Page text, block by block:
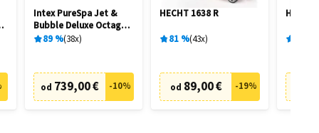
Intex PureSpa Jet &
Bubble Deluxe Octagon
28458
89 % 38x
od 739,00 € -10%
HECHT 1638 R
81 % 43x
od 89,00 € -19%
HECHT